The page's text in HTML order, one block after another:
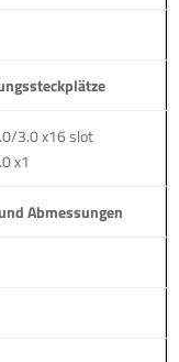
3.0 x16 slot
x1
Abmessungen